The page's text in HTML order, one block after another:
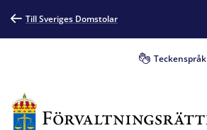
Till Sveriges Domstolar
Teckenspråk